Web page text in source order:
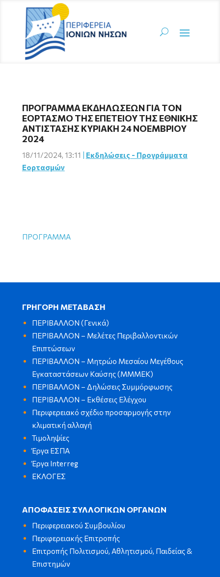
ΠΡΟΓΡΑΜΜΑ ΕΚΔΗΛΩΣΕΩΝ ΓΙΑ ΤΟΝ
ΕΟΡΤΑΣΜΟ ΤΗΣ ΕΠΕΤΕΙΟΥ ΤΗΣ ΕΘΝΙΚΗΣ
ΑΝΤΙΣΤΑΣΗΣ ΚΥΡΙΑΚΗ 24 ΝΟΕΜΒΡΙΟΥ
2024
18/11/2024, 13:11
Εκδηλώσεις - Προγράμματα
Εορτασμών
ΠΡΟΓΡΑΜΜΑ
ΓΡΗΓΟΡΗ ΜΕΤΑΒΑΣΗ
ΠΕΡΙΒΑΛΛΟΝ (Γενικά)
ΠΕΡΙΒΑΛΛΟΝ – Μελέτες Περιβαλλοντικών
Επιπτώσεων
ΠΕΡΙΒΑΛΛΟΝ – Μητρώο Μεσαίου Μεγέθους
Εγκαταστάσεων Καύσης (ΜΜΜΕΚ)
ΠΕΡΙΒΑΛΛΟΝ – Δηλώσεις Συμμόρφωσης
ΠΕΡΙΒΑΛΛΟΝ – Εκθέσεις Ελέγχου
Περιφερειακό σχέδιο προσαρμογής στην
κλιματική αλλαγή
Τιμοληψίες
Έργα ΕΣΠΑ
Έργα Interreg
ΕΚΛΟΓΕΣ
ΑΠΟΦΑΣΕΙΣ ΣΥΛΛΟΓΙΚΩΝ ΟΡΓΑΝΩΝ
Περιφερειακού Συμβουλίου
Περιφερειακής Επιτροπής
Επιτροπής Πολιτισμού, Αθλητισμού, Παιδείας &
Επιστημών